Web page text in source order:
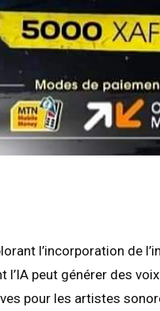
l’incorporation de
peut générer des
pour les artistes